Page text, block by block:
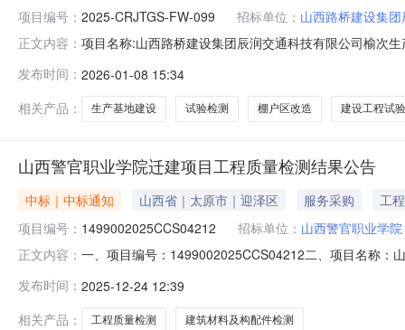
项目编号： 2025-CRJTGS-FW-099 招标单位： 山西路桥建设集
正文内容： 项目名称:山西路桥建设集团辰润交通科技有限公司榆次
基地建设项目试验检测竞争谈判采购候选人公示（项目
发布时间： 2026-01-08 15:34
相关产品：
生产基地建设 试验检测 棚户区改造 建设工程试
山西警官职业学院迁建项目工程质量检测结果公告
中标｜中标通知 山西省｜太原市｜迎泽区 服务采购
工程
项目编号： 1499002025CCS04212 招标单位： 山西警官职业学院
正文内容： 一、项目编号：1499002025CCS04212二、项目名称：
检测科技有限公司投标联合体：山西筑科检测科技有限
（元）：1013
发布时间： 2025-12-24 12:39
相关产品：
工程质量检测 建筑材料及构配件检测